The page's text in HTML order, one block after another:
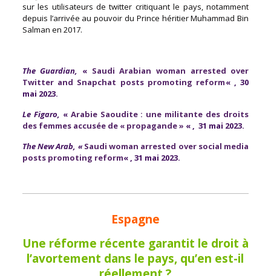
sur les utilisateurs de twitter critiquant le pays, notamment
depuis l’arrivée au pouvoir du Prince héritier Muhammad Bin
Salman en 2017.
The Guardian, « Saudi Arabian woman arrested over
Twitter and Snapchat posts promoting reform« , 30
mai 2023.
Le Figaro, « Arabie Saoudite : une militante des droits
des femmes accusée de « propagande » « , 31 mai 2023.
The New Arab, « Saudi woman arrested over social media
posts promoting reform« , 31 mai 2023.
Espagne
Une réforme récente garantit le droit à
l’avortement dans le pays, qu’en est-il